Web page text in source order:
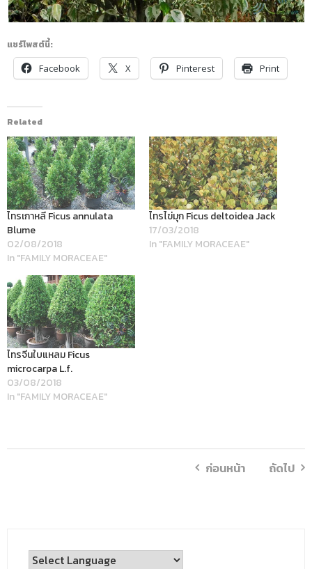
แชร์โพสต์นี้:
Facebook
X Pinterest Print
Related
ไทรเกาหลี Ficus annulata
Blume
02/08/2018
In "FAMILY MORACEAE"
ไทรไข่มุก Ficus deltoidea Jack
17/03/2018
In "FAMILY MORACEAE"
ไทรจีนใบแหลม Ficus
microcarpa L.f.
03/08/2018
In "FAMILY MORACEAE"
ก่อนหน้า ถัดไป